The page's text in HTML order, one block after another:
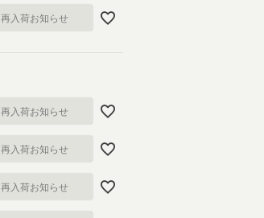
再入荷お知らせ
再入荷お知らせ
再入荷お知らせ
再入荷お知らせ